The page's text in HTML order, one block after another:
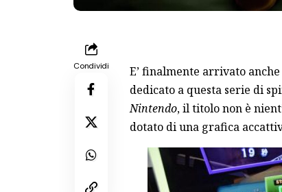
Condividi E’ finalmente arrivato
dedicato a questa serie di
Nintendo, il titolo non è
dotato di una grafica